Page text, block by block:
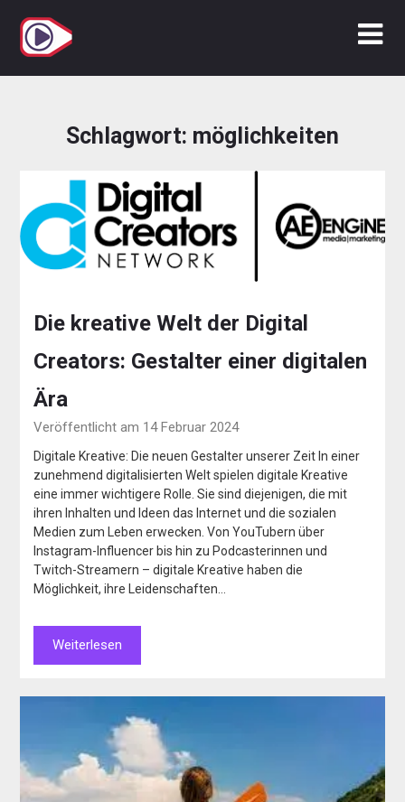
Inhalt
springen
Schlagwort: möglichkeiten
Die kreative Welt der Digital
Creators: Gestalter einer digitalen
Ära
Veröffentlicht am 14 Februar 2024
Digitale Kreative: Die neuen Gestalter unserer Zeit In einer
zunehmend digitalisierten Welt spielen digitale Kreative
eine immer wichtigere Rolle. Sie sind diejenigen, die mit
ihren Inhalten und Ideen das Internet und die sozialen
Medien zum Leben erwecken. Von YouTubern über
Instagram-Influencer bis hin zu Podcasterinnen und
Twitch-Streamern – digitale Kreative haben die
Möglichkeit, ihre Leidenschaften…
Weiterlesen